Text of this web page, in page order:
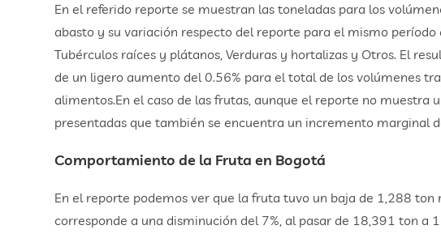
En el referido reporte se muestran las toneladas para los
abasto y su variación respecto del reporte para el mismo
Tubérculos raíces y plátanos, Verduras y hortalizas y Otros. El
de un ligero aumento del 0.56% para el total de los volúmenes
alimentos.En el caso de las frutas, aunque el reporte no muestra
presentadas que también se encuentra un incremento marginal
Comportamiento de la Fruta en Bogotá
En el reporte podemos ver que la fruta tuvo un baja de 1,288
corresponde a una disminución del 7%, al pasar de 18,391 ton a